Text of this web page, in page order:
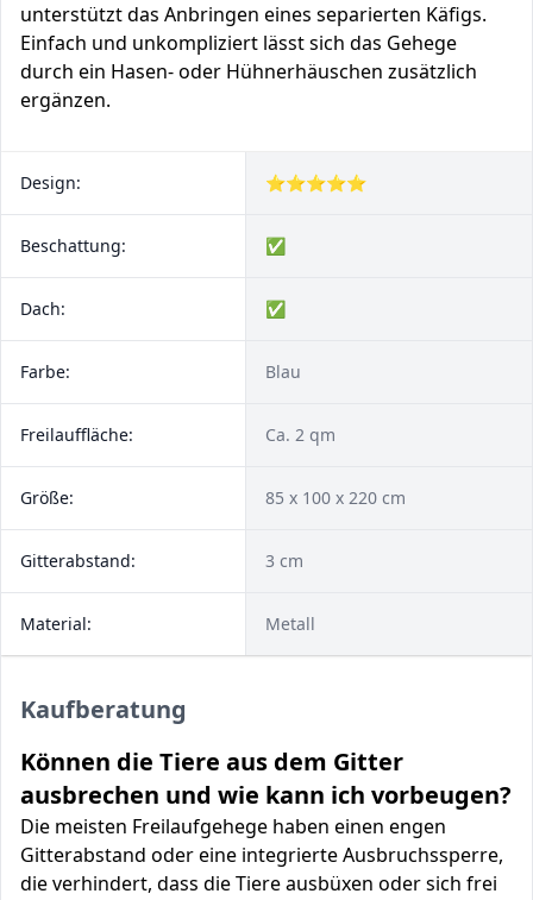
unterstützt das Anbringen eines separierten Käfigs.
Einfach und unkompliziert lässt sich das Gehege
durch ein Hasen- oder Hühnerhäuschen zusätzlich
ergänzen.
Design: ⭐⭐⭐⭐⭐
Beschattung: ✅
Dach: ✅
Farbe: Blau
Freilauffläche: Ca. 2 qm
Größe: 85 x 100 x 220 cm
Gitterabstand: 3 cm
Material: Metall
Kaufberatung
Können die Tiere aus dem Gitter
ausbrechen und wie kann ich vorbeugen?
Die meisten Freilaufgehege haben einen engen
Gitterabstand oder eine integrierte Ausbruchssperre,
die verhindert, dass die Tiere ausbüxen oder sich frei